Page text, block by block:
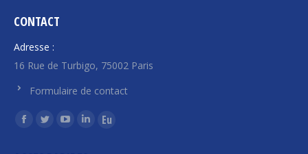
CONTACT
Adresse :
16 Rue de Turbigo, 75002 Paris
Formulaire de contact
Find us on:
Facebook
TwitterYouTube
LinkedinEuroquity